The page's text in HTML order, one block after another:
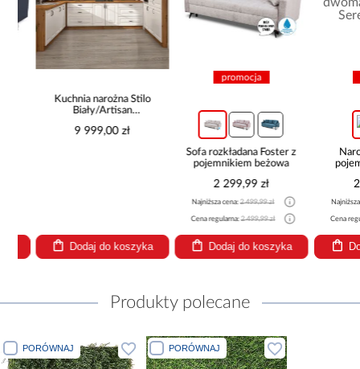
Kuchnia narożna Stilo
Biały/Artisan
9 999,00 zł
Dodaj do koszyka
promocja
Sofa rozkładana Foster z
pojemnikiem beżowa
2 299,99 zł
Najniższa cena:2 499,99 zł
Cena regularna:2 499,99 zł
Dodaj do koszyka
2
Najniższa
Cena
Produkty polecane
PORÓWNAJ PORÓWNAJ